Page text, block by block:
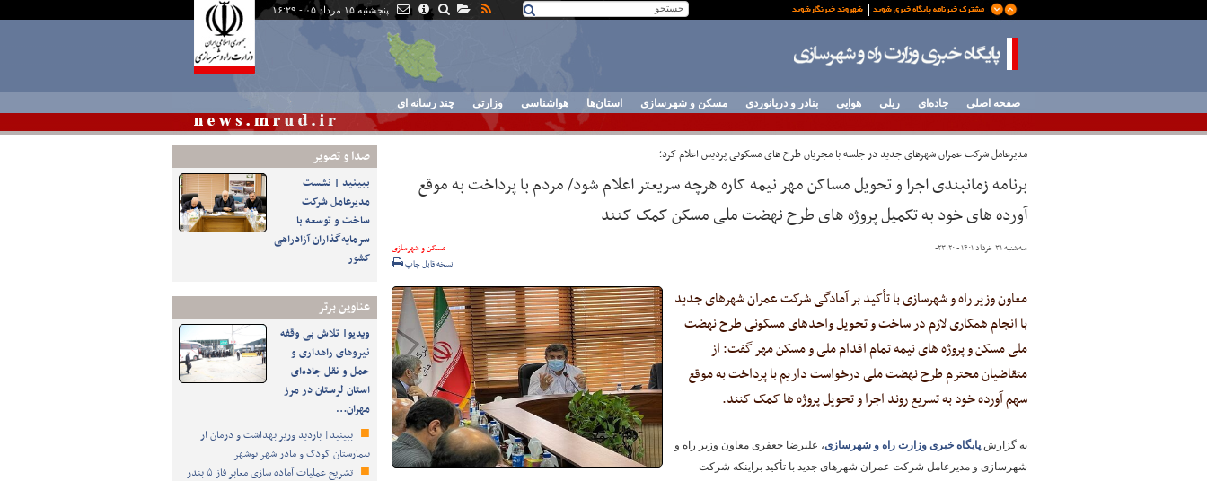
پنجشنبه ۱۵ مرداد ۰۵ - ۱۶:۲۹
صفحه اصلی جاده‌ای ریلی هوایی بنادر و دریانوردی مسکن و شهرسازی استان‌ها هواشناسی وزارتی چند رسانه ای
صدا و تصوير
ببینید | نشست
مدیرعامل شرکت
ساخت و توسعه با
سرمایه‌گذاران آزادراهی
کشور
عناوین برتر
ویدیو| تلاش بی وقفه
نیروهای راهداری و
حمل و نقل جاده‌ای
استان لرستان در مرز
مهران…
ببینید| بازدید وزیر بهداشت و درمان از
بیمارستان کودک و مادر شهر بوشهر
تشریح عملیات آماده سازی معابر فاز ۵ بندر
مدیرعامل شرکت عمران شهرهای جدید در جلسه با مجریان طرح های مسکونی پردیس اعلام کرد؛
برنامه زمانبندی اجرا و تحویل مساکن مهر نیمه کاره هرچه سریعتر اعلام شود/ مردم با پرداخت به موقع
آورده های خود به تکمیل پروژه های طرح نهضت ملی مسکن کمک کنند
سه‌شنبه ۳۱ خرداد ۱۴۰۱ - ۲۳:۲۰ -
مسکن و شهرسازی
نسخه قابل چاپ
معاون وزیر راه و شهرسازی با تأکید بر آمادگی شرکت عمران شهرهای جدید
با انجام همکاری لازم در ساخت و تحویل واحدهای مسکونی طرح نهضت
ملی مسکن و پروژه های نیمه تمام اقدام ملی و مسکن مهر گفت: از
متقاضیان محترم طرح نهضت ملی درخواست داریم با پرداخت به موقع
سهم آورده خود به تسریع روند اجرا و تحویل پروژه ها کمک کنند.
به گزارش پایگاه خبری وزارت راه و شهرسازی، علیرضا جعفری معاون وزیر راه و
شهرسازی و مدیرعامل شرکت عمران شهرهای جدید با تأکید براینکه شرکت